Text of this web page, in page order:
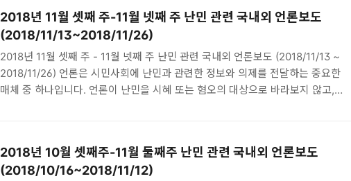
지도자들이 '정치적 난민'…난민 이슈 모른척할 수 없다”2018/11/27 [한겨레]
빈곤국 땅 빌려 난민 위기 막는다? 2018/11/27 [중앙일보] 정우성 “난민은 거지
아냐…한 나라에서 우리와 똑같이 생활하던 누군가” 2018/11..
2018년 11월 셋째 주-11월 넷째 주 난민 관련 국내외 언론보도
(2018/11/13~2018/11/26)
2018년 11월 셋째 주 - 11월 넷째 주 난민 관련 국내외 언론보도 (2018/11/13 ~
2018/11/26) 언론은 시민사회에 난민과 관련한 정보와 의제를 전달하는 중요한
매체 중 하나입니다. 언론이 난민을 시혜 또는 혐오의 대상으로 바라보지 않고,
(2018/11/13~2018/11/26) 국내보도 2018/11/24 [중앙일보] 뱅크시, 거리에서
사랑을 외치다 2018/11/24 [오마이뉴스] 런던 집단폭행 사건 촛불시위에 주목해야
2018년 10월 셋째주-11월 둘째주 난민 관련 국내외 언론보도
(2018/10/16~2018/11/12)